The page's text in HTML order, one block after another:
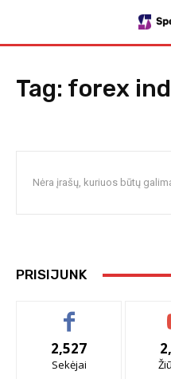
Tag: forex
Nėra įrašų, kuriuos būtų
PRISIJUNK
2,527
Sekėjai